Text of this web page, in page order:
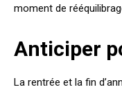
moment de
Anticiper
La rentrée et la fin